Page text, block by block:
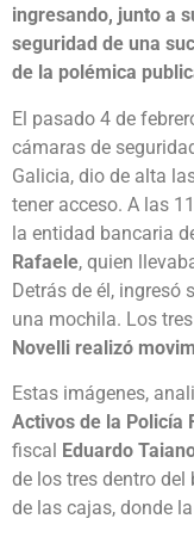
ingresando, junto a
seguridad de una
de la polémica
El pasado 4 de
cámaras de
Galicia, dio de alta
tener acceso. A las
la entidad bancaria
Rafaele, quien
Detrás de él, ingresó
una mochila. Los
Novelli realizó
Estas imágenes,
Activos de la Policía
fiscal
Eduardo
de los tres dentro del
de las cajas, donde